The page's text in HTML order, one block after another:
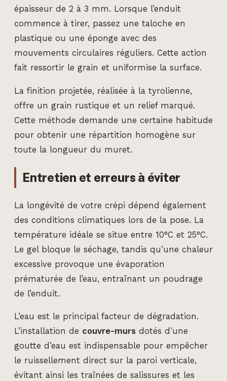
épaisseur de 2 à 3 mm. Lorsque l’enduit
commence à tirer, passez une taloche en
plastique ou une éponge avec des
mouvements circulaires réguliers. Cette action
fait ressortir le grain et uniformise la surface.
La finition projetée, réalisée à la tyrolienne,
offre un grain rustique et un relief marqué.
Cette méthode demande une certaine habitude
pour obtenir une répartition homogène sur
toute la longueur du muret.
Entretien et erreurs à éviter
La longévité de votre crépi dépend également
des conditions climatiques lors de la pose. La
température idéale se situe entre 10°C et 25°C.
Le gel bloque le séchage, tandis qu’une chaleur
excessive provoque une évaporation
prématurée de l’eau, entraînant un poudrage
de l’enduit.
L’eau est le principal facteur de dégradation.
L’installation de couvre-murs dotés d’une
goutte d’eau est indispensable pour empêcher
le ruissellement direct sur la paroi verticale,
évitant ainsi les traînées de salissures et les